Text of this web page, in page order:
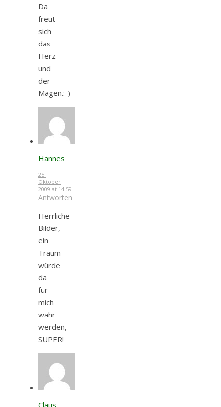
Da
freut
sich
das
Herz
und
der
Magen.:-)
Hannes
25.
Oktober
2009 at 14:59
Antworten
Herrliche
Bilder,
ein
Traum
würde
da
für
mich
wahr
werden,
SUPER!
Claus